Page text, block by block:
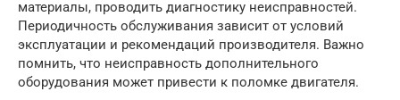
материалы, проводить диагностику неисправностей.
Периодичность обслуживания зависит от условий
эксплуатации и рекомендаций производителя. Важно
помнить, что неисправность дополнительного
оборудования может привести к поломке двигателя.